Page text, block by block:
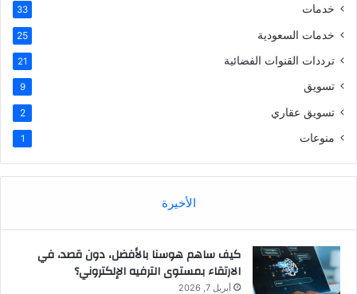
خدمات 33
خدمات السعودية 25
ترددات القنوات الفضائية 21
تسويق 9
تسويق عقاري 2
منوعات 1
الأخيرة
كيف ساهم هوسنا بالأفضل، دون قصد، في
الارتقاء بمستوى الترفيه الإلكتروني؟
أبريل 7, 2026